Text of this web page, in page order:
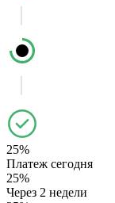
25%
Платеж сегодня
25%
Через 2 недели